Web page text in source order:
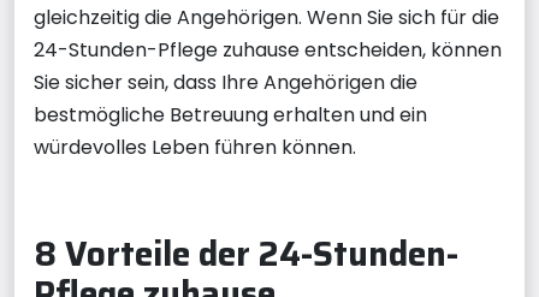
gleichzeitig die Angehörigen. Wenn Sie sich für die
24-Stunden-Pflege zuhause entscheiden, können
Sie sicher sein, dass Ihre Angehörigen die
bestmögliche Betreuung erhalten und ein
würdevolles Leben führen können.
8 Vorteile der 24-Stunden-